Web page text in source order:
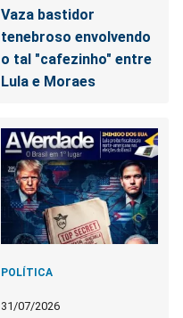
Vaza bastidor
tenebroso envolvendo
o tal "cafezinho" entre
Lula e Moraes
POLÍTICA
31/07/2026